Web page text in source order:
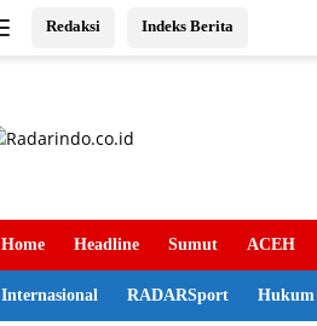
Redaksi Indeks Berita
Home Headline Sumut ACEH
Internasional RADARSport Hukum